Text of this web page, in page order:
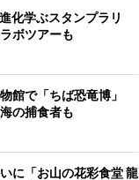
化学ぶスタンプラリ
ボツアーも
館で「ちば恐竜博」
の捕食者も
に「お山の花彩食堂 龍